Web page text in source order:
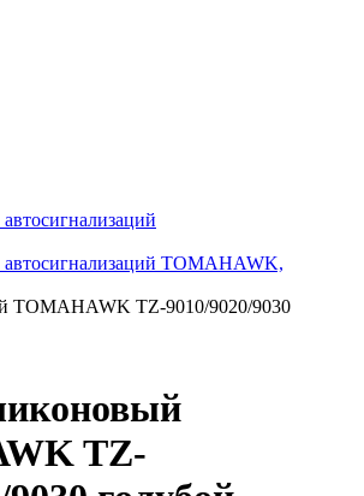
автосигнализаций TOMAHAWK,
TOMAHAWK TZ-9010/9020/9030
TZ-